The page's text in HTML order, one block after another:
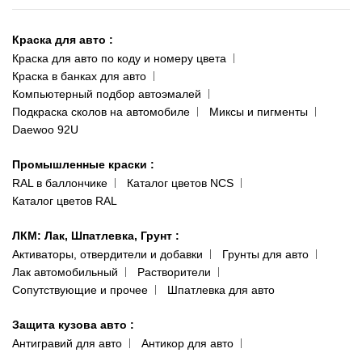
093 611-39-23
(ориентир: Интайм №40)
Одесса
пр-т Акад. Глушко, 29
066 554-97-70
Доставка и оплата
Сотрудничество
Наши публикации
Публичная оферта
Политика конфиденциальности
Краска для авто :
Краска для авто по коду и номеру цвета
Краска в банках для авто
Компьютерный подбор автоэмалей
Подкраска сколов на автомобиле
Миксы и пигменты
Daewoo 92U
Промышленные краски :
RAL в баллончике
Каталог цветов NCS
Каталог цветов RAL
ЛКМ: Лак, Шпатлевка, Грунт :
Активаторы, отвердители и добавки
Грунты для авто
Лак автомобильный
Растворители
Сопутствующие и прочее
Шпатлевка для авто
Защита кузова авто :
Антигравий для авто
Антикор для авто